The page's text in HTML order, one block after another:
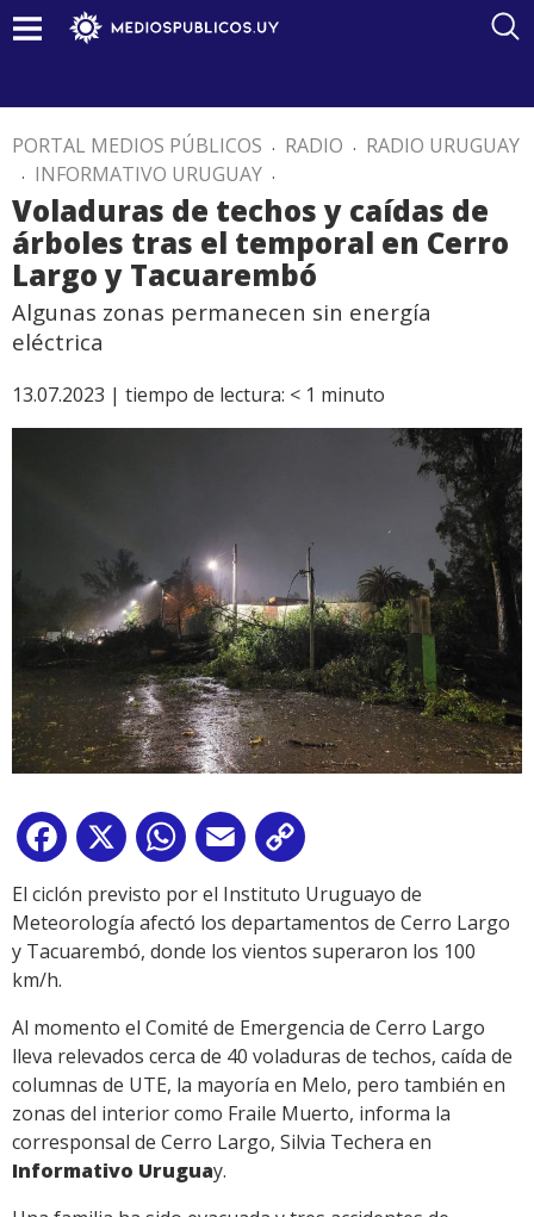
PORTAL MEDIOS PÚBLICOS . RADIO . RADIO URUGUAY
. INFORMATIVO URUGUAY .
Voladuras de techos y caídas de
árboles tras el temporal en Cerro
Largo y Tacuarembó
Algunas zonas permanecen sin energía
eléctrica
13.07.2023 | tiempo de lectura: < 1 minuto
Facebook
X WhatsApp
Email
Link
El ciclón previsto por el Instituto Uruguayo de
Meteorología afectó los departamentos de Cerro Largo
y Tacuarembó, donde los vientos superaron los 100
km/h.
Al momento el Comité de Emergencia de Cerro Largo
lleva relevados cerca de 40 voladuras de techos, caída de
columnas de UTE, la mayoría en Melo, pero también en
zonas del interior como Fraile Muerto, informa la
corresponsal de Cerro Largo, Silvia Techera en
Informativo Uruguay.